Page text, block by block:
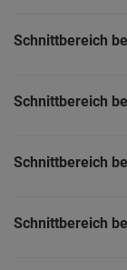
Schnittbereich
Schnittbereich
Schnittbereich
Schnittbereich